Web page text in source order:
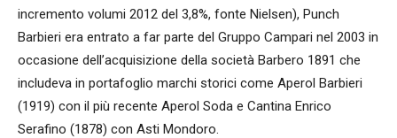
incremento volumi 2012 del 3,8%, fonte Nielsen), Punch
Barbieri era entrato a far parte del Gruppo Campari nel 2003 in
occasione dell’acquisizione della società Barbero 1891 che
includeva in portafoglio marchi storici come Aperol Barbieri
(1919) con il più recente Aperol Soda e Cantina Enrico
Serafino (1878) con Asti Mondoro.